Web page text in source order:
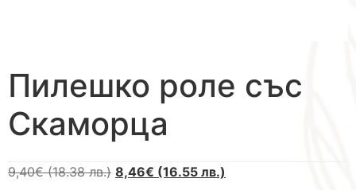
Пилешко роле със
Скаморца
9,40€ (18.38 лв.) 8,46€ (16.55 лв.)